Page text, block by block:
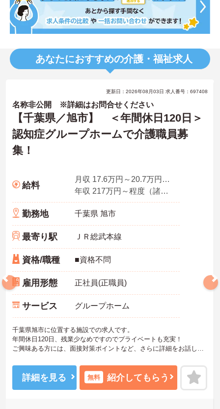
あなたにおすすめの介護・福祉求人
更新日：2026年08月03日 求人番号：697408
名称非公開 ※詳細はお問合せください
【千葉県／旭市】 ＜年間休日120日＞
認知症グループホームで介護職員募
集！
給料
月収 17.6万円～20.7万円程度（諸手当込）
年収 217万円～程度（諸手当込）
勤務地 千葉県 旭市
最寄り駅 ＪＲ総武本線
資格/職種 ■資格不問
雇用形態 正社員(正職員)
サービス グループホーム
千葉県旭市に位置する施設での求人です。
年間休日120日、残業少なめですのでプライベートも充実！
ご興味ある方には、面接対策ポイントなど、さらに詳細をお話しい
詳細を見る 無料 紹介してもらう